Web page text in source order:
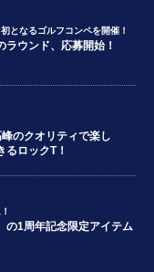
となるゴルフコンペを開催！
ウンド、応募開始！
のクオリティで楽し
ロックT！
の1周年記念限定アイテム